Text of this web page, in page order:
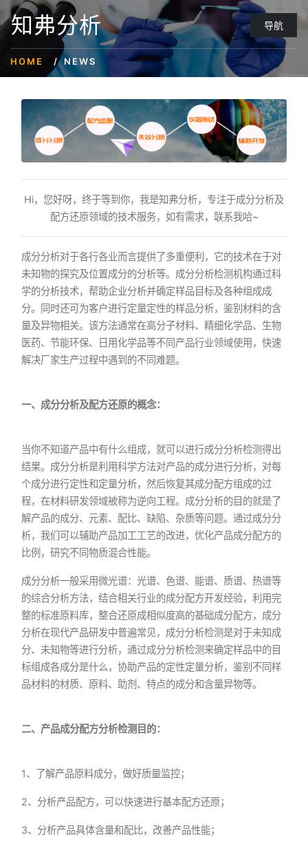
知弗分析 导航
HOME NEWS
Hi，您好呀，终于等到你，我是知弗分析，专注于成分分析及
配方还原领域的技术服务，如有需求，联系我哈~
成分分析对于各行各业而言提供了多重便利，它的技术在于对
未知物的探究及位置成分的分析等。成分分析检测机构通过科
学的分析技术，帮助企业分析并确定样品目标及各种组成成
分。同时还可为客户进行定量定性的样品分析，鉴别材料的含
量及异物相关。该方法通常在高分子材料、精细化学品、生物
医药、节能环保、日用化学品等不同产品行业领域使用，快速
解决厂家生产过程中遇到的不同难题。
一、成分分析及配方还原的概念：
当你不知道产品中有什么组成，就可以进行成分分析检测得出
结果。成分分析是利用科学方法对产品的成分进行分析，对每
个成分进行定性和定量分析，然后恢复其成分配方组成的过
程，在材料研发领域被称为逆向工程。成分分析的目的就是了
解产品的成分、元素、配比、缺陷、杂质等问题。通过成分分
析，我们可以辅助产品加工工艺的改进，优化产品成分配方的
比例，研究不同物质混合性能。
成分分析一般采用微光谱：光谱、色谱、能谱、质谱、热谱等
的综合分析方法，结合相关行业的成分配方开发经验，利用完
整的标准原料库，整合还原成相似度高的基础成分配方，成分
分析在现代产品研发中普遍常见，成分分析检测是对于未知成
分、未知物等进行分析，通过成分分析检测来确定样品中的目
标组成各成分是什么，协助产品的定性定量分析，鉴别不同样
品材料的材质、原料、助剂、特点的成分和含量异物等。
二、产品成分配方分析检测目的：
1、了解产品原料成分，做好质量监控；
2、分析产品配方，可以快速进行基本配方还原；
3、分析产品具体含量和配比，改善产品性能；